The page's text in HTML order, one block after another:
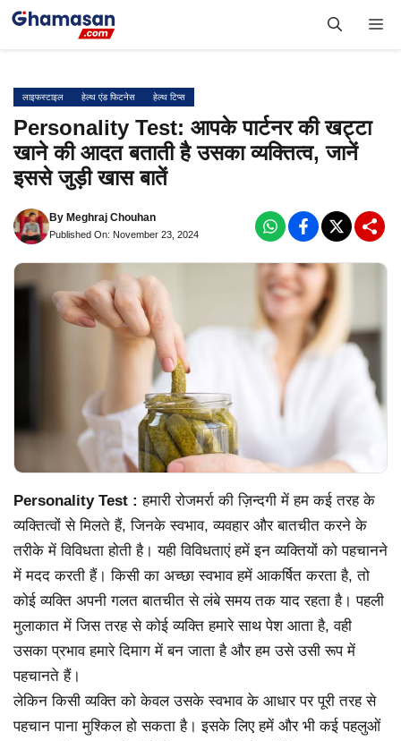
Skip
लाइफस्टाइल हेल्थ एंड फिटनेस हेल्थ टिप्स
Personality Test: आपके पार्टनर की खट्टा
खाने की आदत बताती है उसका व्यक्तित्व, जानें
इससे जुड़ी खास बातें
By Meghraj Chouhan
Published On: November 23, 2024
Personality Test :हमारी रोजमर्रा की ज़िन्दगी में हम कई तरह के
व्यक्तित्वों से मिलते हैं, जिनके स्वभाव, व्यवहार और बातचीत करने के
तरीके में विविधता होती है। यही विविधताएं हमें इन व्यक्तियों को पहचानने
में मदद करती हैं। किसी का अच्छा स्वभाव हमें आकर्षित करता है, तो
कोई व्यक्ति अपनी गलत बातचीत से लंबे समय तक याद रहता है। पहली
मुलाकात में जिस तरह से कोई व्यक्ति हमारे साथ पेश आता है, वही
उसका प्रभाव हमारे दिमाग में बन जाता है और हम उसे उसी रूप में
पहचानते हैं।
लेकिन किसी व्यक्ति को केवल उसके स्वभाव के आधार पर पूरी तरह से
पहचान पाना मुश्किल हो सकता है। इसके लिए हमें और भी कई पहलुओं